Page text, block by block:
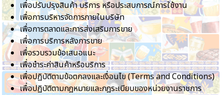
เพื่อปรับปรุงสินค้า บริการ หรือประสบการณ์การใช้งาน
เพื่อการบริหารจัดการภายในบริษัท
เพื่อการตลาดและการส่งเสริมการขาย
เพื่อการบริการหลังการขาย
เพื่อรวบรวมข้อเสนอแนะ
เพื่อชำระค่าสินค้าหรือบริการ
เพื่อปฏิบัติตามข้อตกลงและเงื่อนไข (Terms and Conditions)
เพื่อปฏิบัติตามกฎหมายและกฎระเบียบของหน่วยงานราชการ